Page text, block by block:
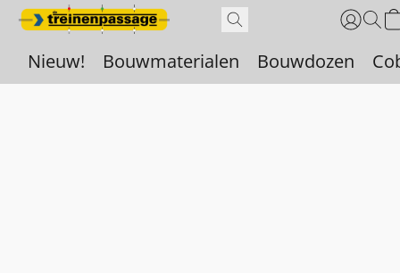
Nieuw! Bouwmaterialen Bouwdozen